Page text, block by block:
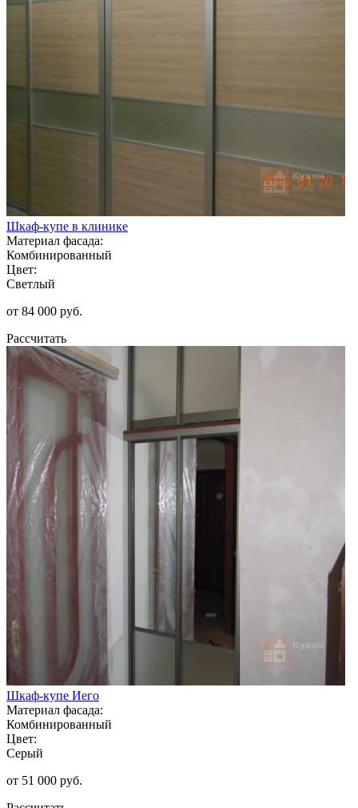
Шкаф-купе в клинике
Материал фасада:
Комбинированный
Цвет:
Светлый
от 84 000 руб.
Рассчитать
Шкаф-купе Иего
Материал фасада:
Комбинированный
Цвет:
Серый
от 51 000 руб.